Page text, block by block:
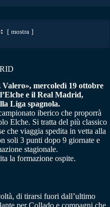
mostra
mercoledì 19 ottobre
e il Real Madrid,
Liga spagnola.
iberico che proporrà
Elche. Si tratta del più classico
che viaggia spedita in vetta alla
soli 3 punti dopo 9 giornate e
stagionale.
la formazione ospite.
di tirarsi fuori dall’ultimo
per Collado e compagni che,